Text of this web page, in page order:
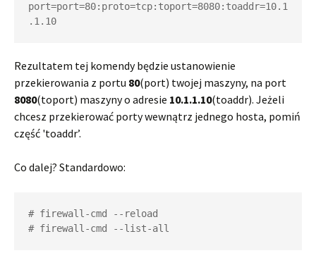
port=port=80:proto=tcp:toport=8080:toaddr=10.1
.1.10
Rezultatem tej komendy będzie ustanowienie
przekierowania z portu 80(port) twojej maszyny, na port
8080(toport) maszyny o adresie 10.1.1.10(toaddr). Jeżeli
chcesz przekierować porty wewnątrz jednego hosta, pomiń
część 'toaddr’.
Co dalej? Standardowo:
# firewall-cmd --reload
# firewall-cmd --list-all